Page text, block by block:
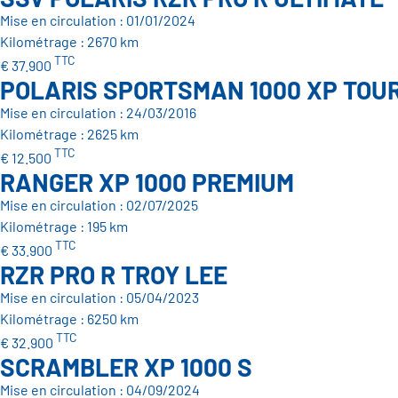
Mise en circulation : 01/01/2024
Kilométrage : 2670 km
€ 37.900 TTC
POLARIS SPORTSMAN 1000 XP
Mise en circulation : 24/03/2016
Kilométrage : 2625 km
€ 12.500 TTC
RANGER XP 1000 PREMIUM
Mise en circulation : 02/07/2025
Kilométrage : 195 km
€ 33.900 TTC
RZR PRO R TROY LEE
Mise en circulation : 05/04/2023
Kilométrage : 6250 km
€ 32.900 TTC
SCRAMBLER XP 1000 S
Mise en circulation : 04/09/2024